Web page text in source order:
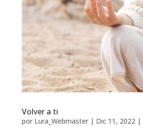
Volver a ti
por Lura_Webmaster| Dic 11, 2022|